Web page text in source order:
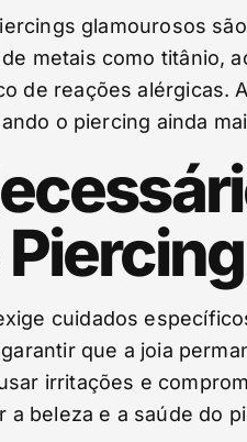
glamourosos
metais como titânio,
de reações
o piercing ainda
cuidados
que a joia
irritações e
a beleza e a saúde do